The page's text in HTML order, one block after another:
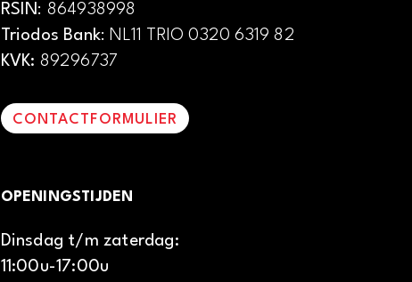
RSIN: 864938998
Triodos Bank: NL11 TRIO 0320 6319 82
KVK: 89296737
CONTACTFORMULIER
OPENINGSTIJDEN
Dinsdag t/m zaterdag:
11:00u-17:00u